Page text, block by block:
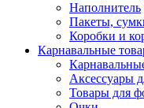
Наполнитель
Пакеты,
Коробки и
Карнавальные
Аксессуары
Товары для